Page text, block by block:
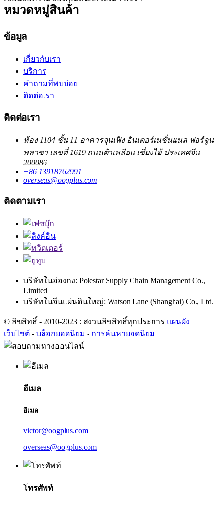
หมวดหมู่สินค้า
ข้อมูล
เกี่ยวกับเรา
บริการ
คำถามที่พบบ่อย
ติดต่อเรา
ติดต่อเรา
ห้อง 1104 ชั้น 11 อาคารจุนเฟิง อินเตอร์เนชั่นแนล ฟอร์จูน
พลาซ่า เลขที่ 1619 ถนนต้าเหลียน เซี่ยงไฮ้ ประเทศจีน
200086
+86 13918762991
overseas@oogplus.com
ติดตามเรา
บริษัทในฮ่องกง: Polestar Supply Chain Management Co.,
Limited
บริษัทในจีนแผ่นดินใหญ่: Watson Lane (Shanghai) Co., Ltd.
© ลิขสิทธิ์ - 2010-2023 : สงวนลิขสิทธิ์ทุกประการ แผนผัง
เว็บไซต์ - บล็อกยอดนิยม - การค้นหายอดนิยม
อีเมล
อีเมล
victor@oogplus.com
overseas@oogplus.com
โทรศัพท์